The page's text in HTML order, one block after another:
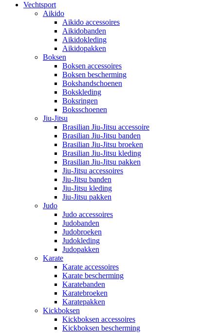
Vechtsport
Aikido
Aikido accessoires
Aikidobanden
Aikidokleding
Aikidopakken
Boksen
Boksen accessoires
Boksen bescherming
Bokshandschoenen
Bokskleding
Boksringen
Boksschoenen
Jiu-Jitsu
Brasilian Jiu-Jitsu accessoire
Brasilian Jiu-Jitsu banden
Brasilian Jiu-Jitsu broeken
Brasilian Jiu-Jitsu kleding
Brasilian Jiu-Jitsu pakken
Jiu-Jitsu accessoires
Jiu-Jitsu banden
Jiu-Jitsu kleding
Jiu-Jitsu pakken
Judo
Judo accessoires
Judobanden
Judobroeken
Judokleding
Judopakken
Karate
Karate accessoires
Karate bescherming
Karatebanden
Karatebroeken
Karatepakken
Kickboksen
Kickboksen accessoires
Kickboksen bescherming